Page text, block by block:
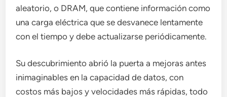
aleatorio, o DRAM, que contiene información como
una carga eléctrica que se desvanece lentamente
con el tiempo y debe actualizarse periódicamente.
Su descubrimiento abrió la puerta a mejoras antes
inimaginables en la capacidad de datos, con
costos más bajos y velocidades más rápidas, todo